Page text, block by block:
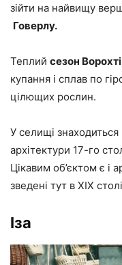
зійти на найвищу
Говерлу.
Теплий сезон Ворохті
купання і сплав по
цілющих рослин.
У селищі знаходиться
архітектури 17-го
Цікавим об’єктом є і
зведені тут в XIX
Іза